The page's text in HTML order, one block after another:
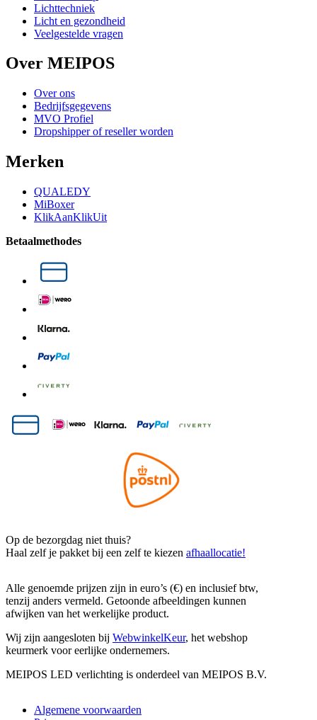
Lichttechniek
Licht en gezondheid
Veelgestelde vragen
Over MEIPOS
Over ons
Bedrijfsgegevens
MVO Profiel
Dropshipper of reseller worden
Merken
QUALEDY
MiBoxer
KlikAanKlikUit
Betaalmethodes
Op de bezorgdag niet thuis?
Haal zelf je pakket bij een zelf te kiezen afhaallocatie!
Alle genoemde prijzen zijn in euro’s (€) en inclusief btw,
tenzij anders vermeld. Getoonde afbeeldingen kunnen
afwijken van het werkelijke product.
Wij zijn aangesloten bij WebwinkelKeur, het webshop
keurmerk voor eerlijke ondernemers.
MEIPOS LED verlichting is onderdeel van MEIPOS B.V.
Algemene voorwaarden